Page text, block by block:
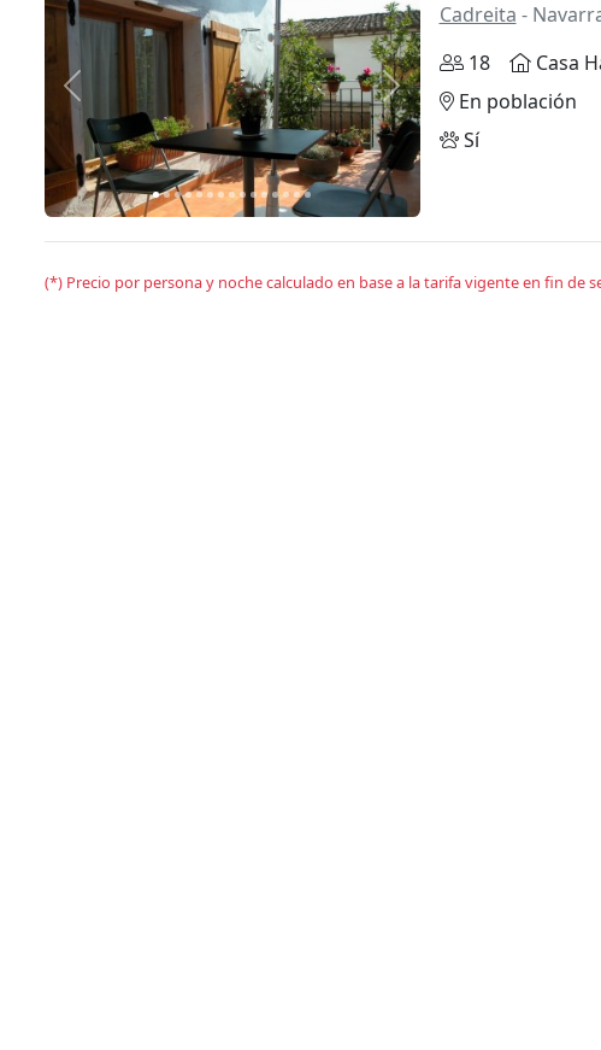
Anterior Siguiente
Cadreita -
18
Casa
En población
Sí
(*) Precio por persona y noche calculado en base a la tarifa vigente en fin de